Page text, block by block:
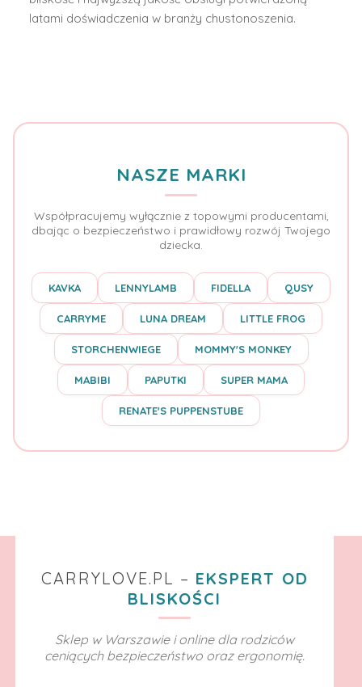
latami doświadczenia w branży chustonoszenia.
NASZE MARKI
Współpracujemy wyłącznie z topowymi producentami,
dbając o bezpieczeństwo i prawidłowy rozwój Twojego
dziecka.
KAVKA LENNYLAMB FIDELLA QUSY
CARRYME LUNA DREAM LITTLE FROG
STORCHENWIEGE MOMMY'S MONKEY
MABIBI PAPUTKI SUPER MAMA
RENATE'S PUPPENSTUBE
CARRYLOVE.PL – EKSPERT OD
BLISKOŚCI
Sklep w Warszawie i online dla rodziców
ceniących bezpieczeństwo oraz ergonomię.